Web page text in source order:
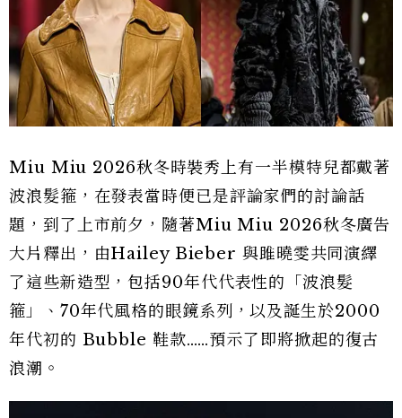
Miu Miu 2026秋冬時裝秀上有一半模特兒都戴著
波浪髮箍，在發表當時便已是評論家們的討論話
題，到了上市前夕，隨著Miu Miu 2026秋冬廣告
大片釋出，由Hailey Bieber 與雎曉雯共同演繹
了這些新造型，包括90年代代表性的「波浪髮
箍」、70年代風格的眼鏡系列，以及誕生於2000
年代初的 Bubble 鞋款……預示了即將掀起的復古
浪潮。